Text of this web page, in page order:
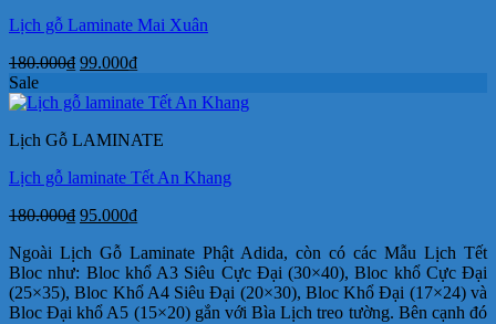
Lịch gỗ Laminate Mai Xuân
180.000₫ Giá
là:
99.000₫Giá
tại
99.000₫.
Sale
Lịch Gỗ LAMINATE
Lịch gỗ laminate Tết An Khang
180.000₫ Giá
là:
180.000₫.
95.000₫Giá
tại
là:
95.000₫.
Ngoài Lịch Gỗ Laminate Phật Adida, còn có các Mẫu Lịch Tết
Bloc như: Bloc khổ A3 Siêu Cực Đại (30×40), Bloc khổ Cực Đại
(25×35), Bloc Khổ A4 Siêu Đại (20×30), Bloc Khổ Đại (17×24) và
Bloc Đại khổ A5 (15×20) gắn với Bìa Lịch treo tường. Bên cạnh đó